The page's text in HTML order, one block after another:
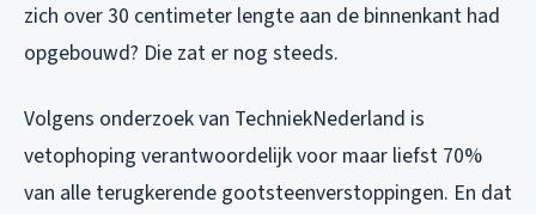
zich over 30 centimeter lengte aan de binnenkant had
opgebouwd? Die zat er nog steeds.
Volgens onderzoek van TechniekNederland is
vetophoping verantwoordelijk voor maar liefst 70%
van alle terugkerende gootsteenverstoppingen. En dat